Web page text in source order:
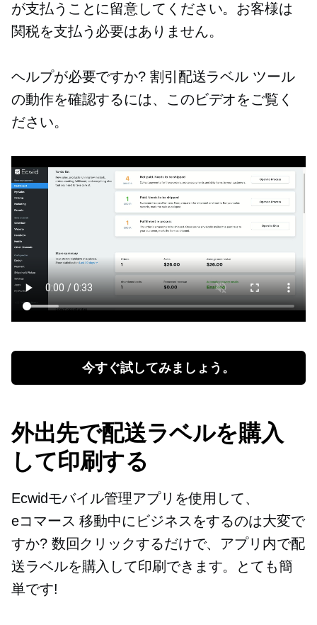
が支払うことに留意してください。お客様は
関税を支払う必要はありません。
ヘルプが必要ですか? 割引配送ラベル ツール
の動作を確認するには、このビデオをご覧く
ださい。
今すぐ試してみましょう。
外出先で配送ラベルを購入
して印刷する
Ecwidモバイル管理アプリを使用して、
eコマース 移動中にビジネスをするのは大変で
すか? 数回クリックするだけで、アプリ内で配
送ラベルを購入して印刷できます。とても簡
単です!